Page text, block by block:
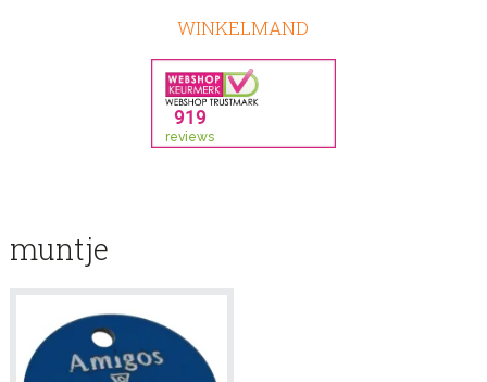
WINKELMAND
muntje